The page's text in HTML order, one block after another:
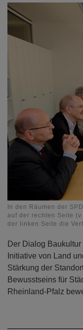
In den Räumen der
auf der rechten Seite
der linken Seite die
Der Dialog
Initiative von Land
Stärkung der
Bewusstseins für
Rheinland-Pfalz